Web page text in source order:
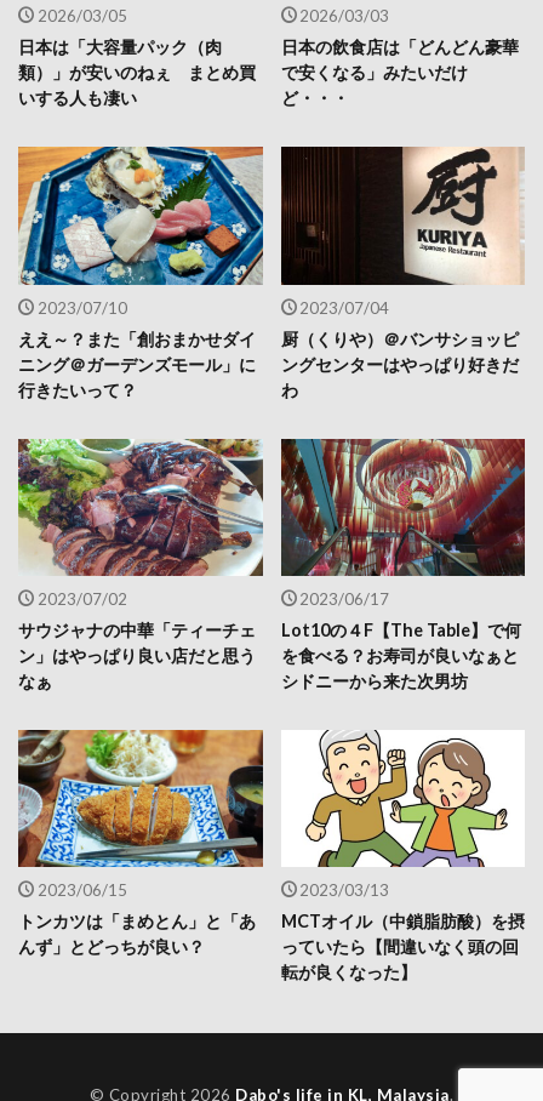
2026/03/05
日本は「大容量パック（肉
類）」が安いのねぇ まとめ買
いする人も凄い
2026/03/03
日本の飲食店は「どんどん豪華
で安くなる」みたいだけ
ど・・・
2023/07/10
ええ～？また「創おまかせダイ
ニング＠ガーデンズモール」に
行きたいって？
2023/07/04
厨（くりや）＠バンサショッピ
ングセンターはやっぱり好きだ
わ
2023/07/02
サウジャナの中華「ティーチェ
ン」はやっぱり良い店だと思う
なぁ
2023/06/17
Lot10の４F【The Table】で何
を食べる？お寿司が良いなぁと
シドニーから来た次男坊
2023/06/15
トンカツは「まめとん」と「あ
んず」とどっちが良い？
2023/03/13
MCTオイル（中鎖脂肪酸）を摂
っていたら【間違いなく頭の回
転が良くなった】
© Copyright 2026 Dabo's life in KL, Malaysia.